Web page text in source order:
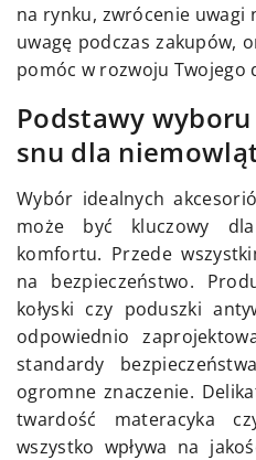
na rynku, zwrócenie
uwagę podczas zakupów,
pomóc w rozwoju Twojego
Podstawy
snu dla
Wybór idealnych
może być kluczowy
komfortu. Przede
na bezpieczeństwo.
kołyski czy poduszki
odpowiednio
standardy
ogromne znaczenie.
twardość materacyka
wszystko wpływa na